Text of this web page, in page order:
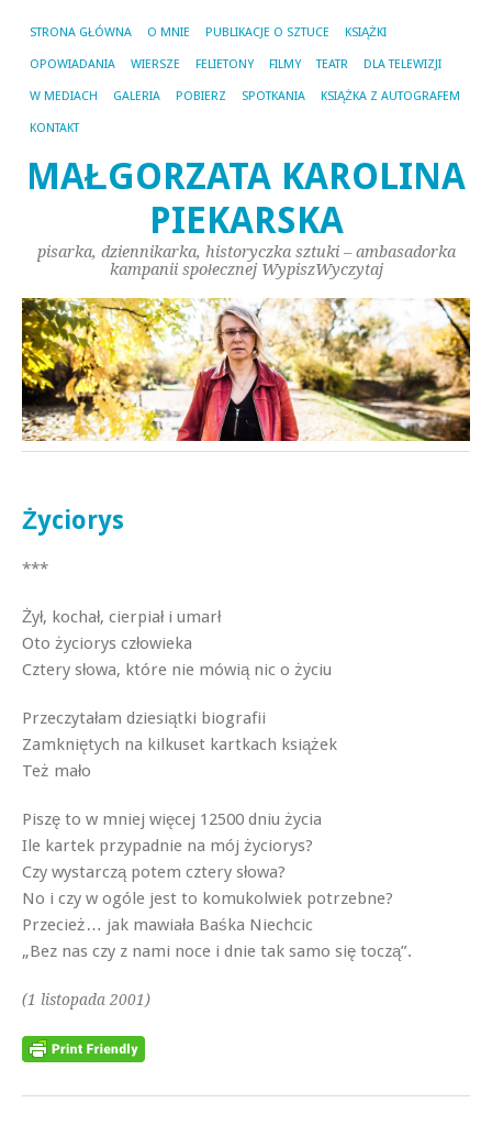
STRONA GŁÓWNA O MNIE PUBLIKACJE O SZTUCE KSIĄŻKI
OPOWIADANIA WIERSZE FELIETONY FILMY TEATR DLA TELEWIZJI
W MEDIACH GALERIA POBIERZ SPOTKANIA KSIĄŻKA Z AUTOGRAFEM
KONTAKT
MAŁGORZATA KAROLINA
PIEKARSKA
pisarka, dziennikarka, historyczka sztuki – ambasadorka
kampanii społecznej WypiszWyczytaj
Życiorys
***
Żył, kochał, cierpiał i umarł
Oto życiorys człowieka
Cztery słowa, które nie mówią nic o życiu
Przeczytałam dziesiątki biografii
Zamkniętych na kilkuset kartkach książek
Też mało
Piszę to w mniej więcej 12500 dniu życia
Ile kartek przypadnie na mój życiorys?
Czy wystarczą potem cztery słowa?
No i czy w ogóle jest to komukolwiek potrzebne?
Przecież… jak mawiała Baśka Niechcic
„Bez nas czy z nami noce i dnie tak samo się toczą”.
(1 listopada 2001)